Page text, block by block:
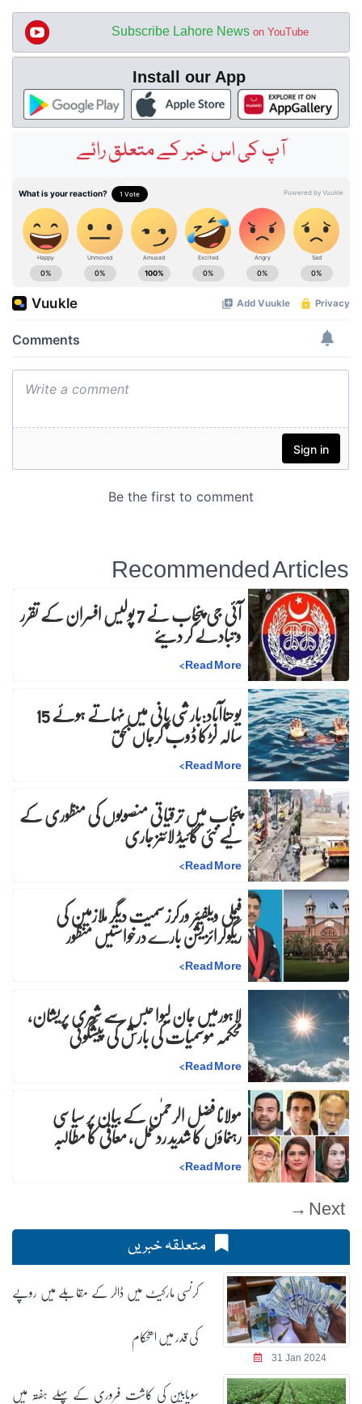
Subscribe Lahore News on YouTube
Install our App
آپ کی اس خبر کے متعلق رائے
Recommended Articles
آئی جی پنجاب نے 7 پولیس افسران کے تقرر و تبادلے کر دیئے
Read More
>
یوحناآباد:بارشی پانی میں نہاتے ہوئے 15 سالہ لڑکا ڈوب کرجاں بحق
Read More
>
پنجاب میں ترقیاتی منصوبوں کی منظوری کے
لیے نئی گائیڈ لائنز جاری
Read More
>
فیملی ویلفیئر ورکرز سمیت دیگر ملازمین کی
ریگولرائزیشن بارے درخواستیں منظور
Read More
>
لاہورمیں جان لیوا حبس سے شہری پریشان،
محکمہ موسمیات کی بارش کی پیشگوئی
Read More
>
مولانا فضل الرحمٰن کے بیان پر سیاسی
رہنماؤں کا شدید ردعمل، معافی کا مطالبہ
Read More
>
Next →
متعلقہ خبریں
31 Jan 2024
کرنسی مارکیٹ میں ڈالر کے مقابلے میں روپے
کی قدر میں استحکام
سویابین کی کاشت فروری کے پہلے ہفتہ میں